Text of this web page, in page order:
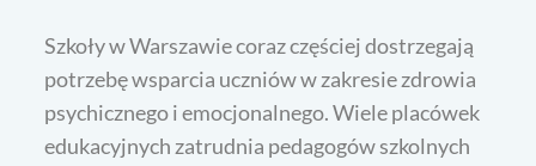
Szkoły w Warszawie coraz częściej dostrzegają
potrzebę wsparcia uczniów w zakresie zdrowia
psychicznego i emocjonalnego. Wiele placówek
edukacyjnych zatrudnia pedagogów szkolnych